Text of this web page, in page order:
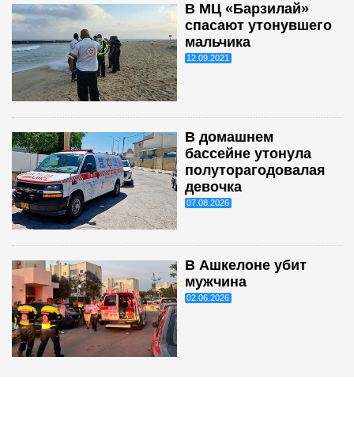
В МЦ «Барзилай»
спасают утонувшего
мальчика
12.09.2021
В домашнем
бассейне утонула
полуторагодовалая
девочка
07.08.2026
В Ашкелоне убит
мужчина
02.06.2026